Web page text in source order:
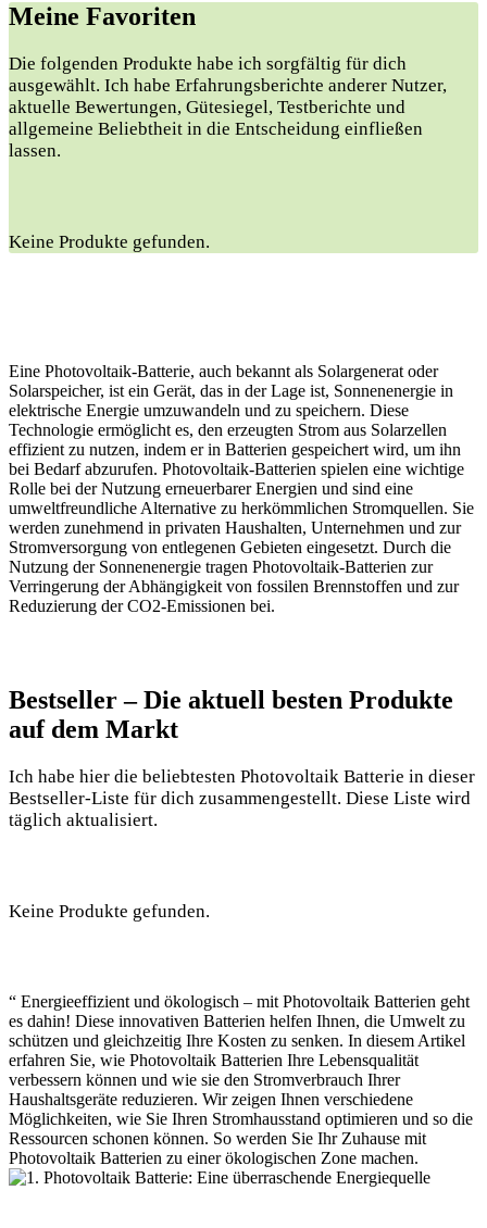
Meine Favoriten
Die folgenden Produkte habe ich sorgfältig für dich
ausgewählt. Ich habe Erfahrungsberichte anderer Nutzer,
aktuelle Bewertungen, Gütesiegel, Testberichte und
allgemeine Beliebtheit in die Entscheidung einfließen
lassen.
Keine Produkte gefunden.
Eine Photovoltaik-Batterie, auch bekannt als Solargenerat oder
Solarspeicher, ist ein Gerät, das in der Lage ist, Sonnenenergie in
elektrische Energie umzuwandeln und zu speichern. Diese
Technologie ermöglicht es, den erzeugten Strom aus Solarzellen
effizient zu nutzen, indem er in Batterien gespeichert wird, um ihn
bei Bedarf abzurufen. Photovoltaik-Batterien spielen eine wichtige
Rolle bei der Nutzung erneuerbarer Energien und sind eine
umweltfreundliche Alternative zu herkömmlichen Stromquellen. Sie
werden zunehmend in privaten Haushalten, Unternehmen und zur
Stromversorgung von entlegenen Gebieten eingesetzt. Durch die
Nutzung der Sonnenenergie tragen Photovoltaik-Batterien zur
Verringerung der Abhängigkeit von fossilen Brennstoffen und zur
Reduzierung der CO2-Emissionen bei.
Bestseller – Die aktuell besten Produkte
auf dem Markt
Ich habe hier die beliebtesten Photovoltaik Batterie in dieser
Bestseller-Liste für dich zusammengestellt. Diese Liste wird
täglich aktualisiert.
Keine Produkte gefunden.
“ Energieeffizient und ökologisch – mit Photovoltaik Batterien geht
es dahin! Diese innovativen Batterien helfen Ihnen, die Umwelt zu
schützen und gleichzeitig Ihre Kosten zu senken. In diesem Artikel
erfahren Sie, wie Photovoltaik Batterien Ihre Lebensqualität
verbessern können und wie sie den Stromverbrauch Ihrer
Haushaltsgeräte reduzieren. Wir zeigen Ihnen verschiedene
Möglichkeiten, wie Sie Ihren Stromhausstand optimieren und so die
Ressourcen schonen können. So werden Sie Ihr Zuhause mit
Photovoltaik Batterien zu einer ökologischen Zone machen.